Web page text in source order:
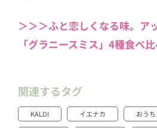
＞＞＞ふと恋しくなる味。ア
「グラニースミス」4種食べ
関連するタグ
KALDI イエナカ おう